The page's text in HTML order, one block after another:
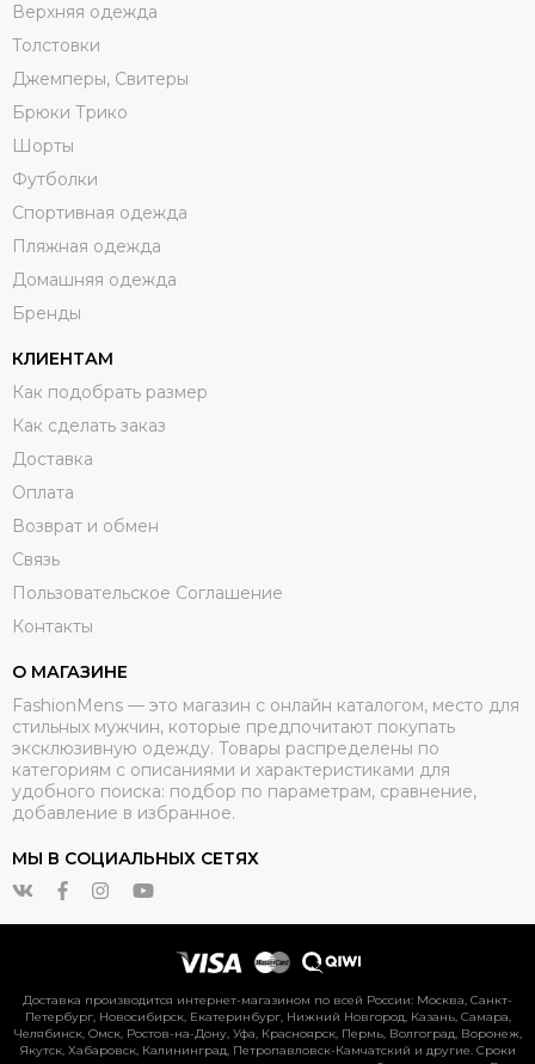
Верхняя одежда
Толстовки
Джемперы, Свитеры
Брюки Трико
Шорты
Футболки
Спортивная одежда
Пляжная одежда
Домашняя одежда
Бренды
КЛИЕНТАМ
Как подобрать размер
Как сделать заказ
Доставка
Оплата
Возврат и обмен
Связь
Пользовательское Соглашение
Контакты
О МАГАЗИНЕ
FashionMens — это магазин с онлайн каталогом, место для
стильных мужчин, которые предпочитают покупать
эксклюзивную одежду. Товары распределены по
категориям с описаниями и характеристиками для
удобного поиска: подбор по параметрам, сравнение,
добавление в избранное.
МЫ В СОЦИАЛЬНЫХ СЕТЯХ
Доставка производится интернет-магазином по всей России: Москва, Санкт-
Петербург, Новосибирск, Екатеринбург, Нижний Новгород, Казань, Самара,
Челябинск, Омск, Ростов-на-Дону, Уфа, Красноярск, Пермь, Волгоград, Воронеж,
Якутск, Хабаровск, Калининград, Петропавловск-Камчатский и другие. Сроки